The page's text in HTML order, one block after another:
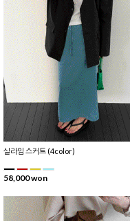
실라임 스커트 (4color)
58,000 won